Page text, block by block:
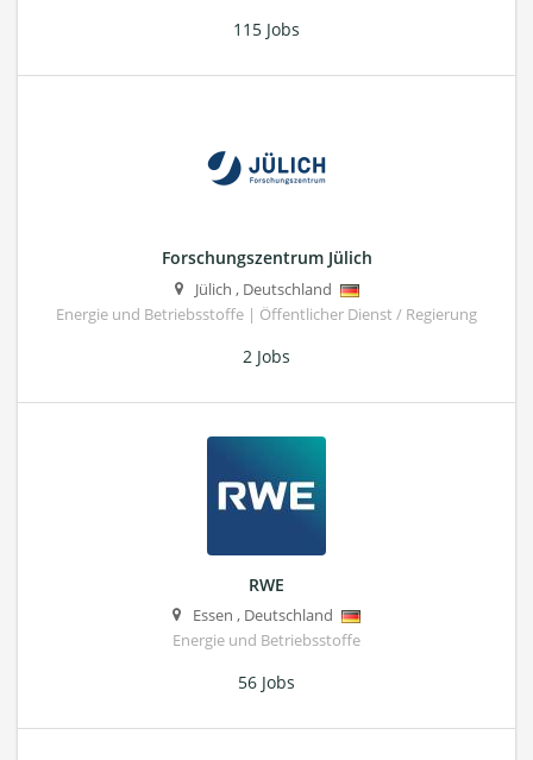
115 Jobs
Forschungszentrum Jülich
Jülich , Deutschland
Energie und Betriebsstoffe | Öffentlicher Dienst / Regierung
2 Jobs
RWE
Essen , Deutschland
Energie und Betriebsstoffe
56 Jobs